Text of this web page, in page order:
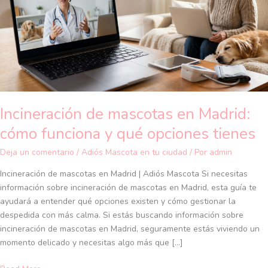
Incineración de mascotas en Madrid:
cómo funciona y qué opciones tienes
Deja un comentario / Adiós Mascota en tu ciudad / Por admin
Incineración de mascotas en Madrid | Adiós Mascota Si necesitas
información sobre incineración de mascotas en Madrid, esta guía te
ayudará a entender qué opciones existen y cómo gestionar la
despedida con más calma. Si estás buscando información sobre
incineración de mascotas en Madrid, seguramente estás viviendo un
momento delicado y necesitas algo más que […]
Madrid:
cómo
funciona
y
qué
opciones